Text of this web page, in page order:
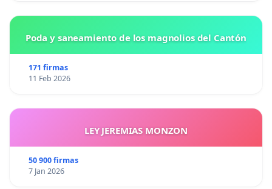
Poda y saneamiento de los magnolios del Cantón
171 firmas
11 Feb 2026
LEY JEREMIAS MONZON
50 900 firmas
7 Jan 2026